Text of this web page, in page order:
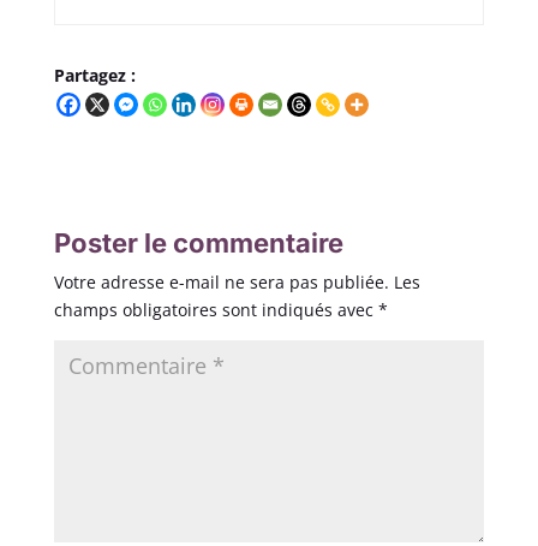
Partagez :
Poster le commentaire
Votre adresse e-mail ne sera pas publiée. Les
champs obligatoires sont indiqués avec *